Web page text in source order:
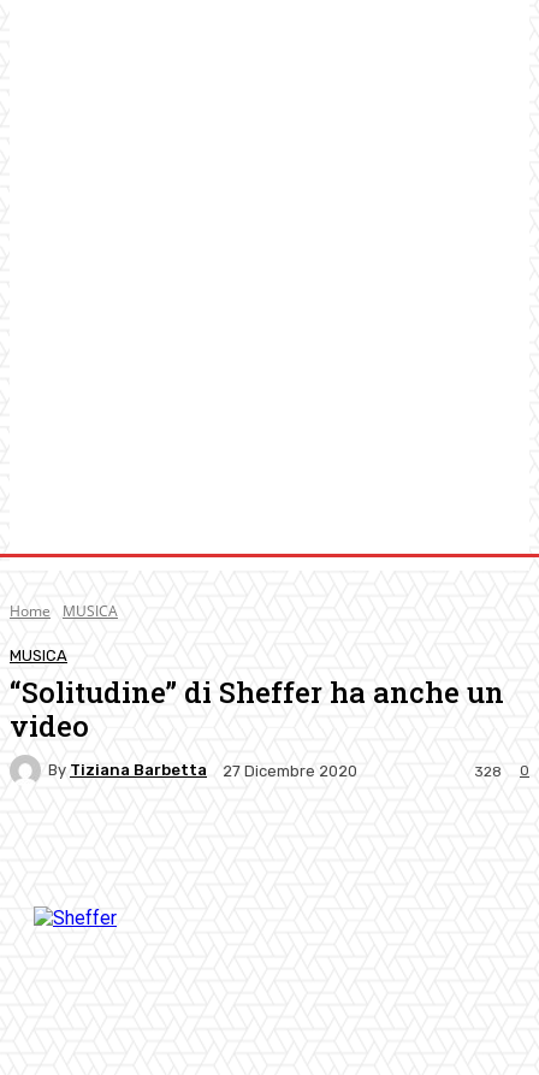
Home MUSICA
MUSICA
“Solitudine” di Sheffer ha anche un
video
By Tiziana Barbetta 27 Dicembre 2020 0
328